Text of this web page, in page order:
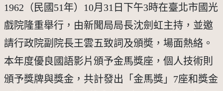
1962（民國51年）10月31日下午3時在臺北市國光
戲院隆重舉行，由新聞局局長沈劍虹主持，並邀
請行政院副院長王雲五致詞及頒奬，場面熱絡。
本年度優良國語影片頒予金馬獎座，個人技術則
頒予獎牌與獎金，共計發出「金馬獎」7座和獎金